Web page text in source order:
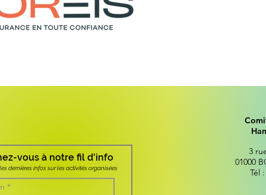
vous à notre fil d'info
dernières infos sur les activités organisées
3
01000
Tél